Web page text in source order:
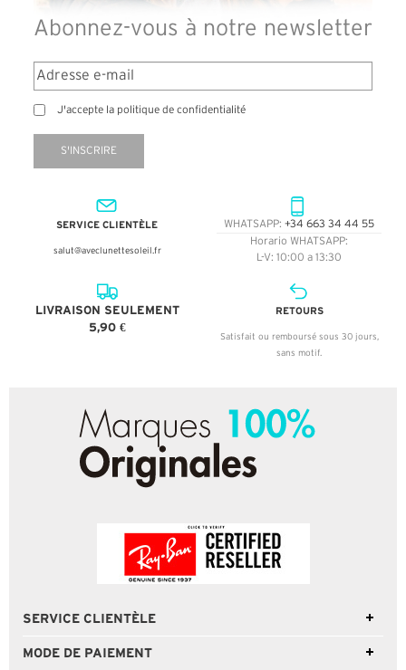
Abonnez-vous à notre newsletter
J'accepte la politique de confidentialité
S'INSCRIRE
SERVICE CLIENTÈLE
salut@aveclunettesoleil.fr
WHATSAPP: +34 663 34 44 55
Horario WHATSAPP:
L-V: 10:00 a 13:30
LIVRAISON SEULEMENT
5,90 €
RETOURS
Satisfait ou remboursé sous 30 jours,
sans motif.
SERVICE CLIENTÈLE
MODE DE PAIEMENT